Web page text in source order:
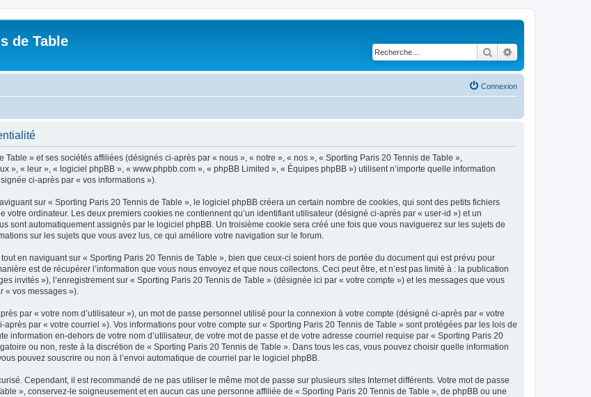
de Table
Rechercher
Connexion
» et ses sociétés affiliées (désignés ci-après par « nous », « notre », « nos », « Sporting Paris 20 Tennis de Table »,
», « leur », « logiciel phpBB », « www.phpbb.com », « phpBB Limited », « Équipes phpBB ») utilisent n’importe quelle information
ci-après par « vos informations »).
sur « Sporting Paris 20 Tennis de Table », le logiciel phpBB créera un certain nombre de cookies, qui sont des petits fichiers
ordinateur. Les deux premiers cookies ne contiennent qu’un identifiant utilisateur (désigné ci-après par « user-id ») et un
sont automatiquement assignés par le logiciel phpBB. Un troisième cookie sera créé une fois que vous naviguerez sur les sujets de
sur les sujets que vous avez lus, ce qui améliore votre navigation sur le forum.
en naviguant sur « Sporting Paris 20 Tennis de Table », bien que ceux-ci soient hors de portée du document qui est prévu pour
est de récupérer l’information que vous nous envoyez et que nous collectons. Ceci peut être, et n’est pas limité à : la publication
invités »), l’enregistrement sur « Sporting Paris 20 Tennis de Table » (désignée ici par « votre compte ») et les messages que vous
« vos messages »).
par « votre nom d’utilisateur »), un mot de passe personnel utilisé pour la connexion à votre compte (désigné ci-après par « votre
par « votre courriel »). Vos informations pour votre compte sur « Sporting Paris 20 Tennis de Table » sont protégées par les lois de
information en-dehors de votre nom d’utilisateur, de votre mot de passe et de votre adresse courriel requise par « Sporting Paris 20
ou non, reste à la discrétion de « Sporting Paris 20 Tennis de Table ». Dans tous les cas, vous pouvez choisir quelle information
pouvez souscrire ou non à l’envoi automatique de courriel par le logiciel phpBB.
Cependant, il est recommandé de ne pas utiliser le même mot de passe sur plusieurs sites Internet différents. Votre mot de passe
», conservez-le soigneusement et en aucun cas une personne affiliée de « Sporting Paris 20 Tennis de Table », de phpBB ou une